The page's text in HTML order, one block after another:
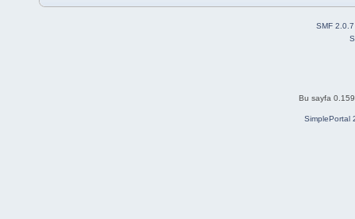
SMF 2.0.7
Bu sayfa
SimplePortal